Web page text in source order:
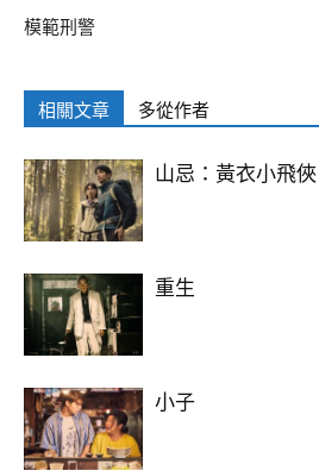
模範刑警
相關文章 多從作者
山忌：黃衣小飛俠
重生
小子